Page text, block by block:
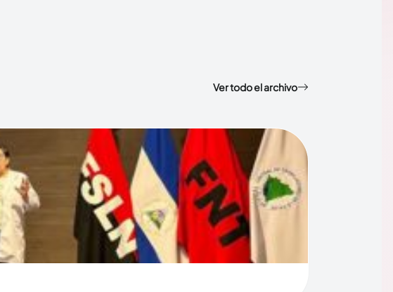
Ver todo el archivo